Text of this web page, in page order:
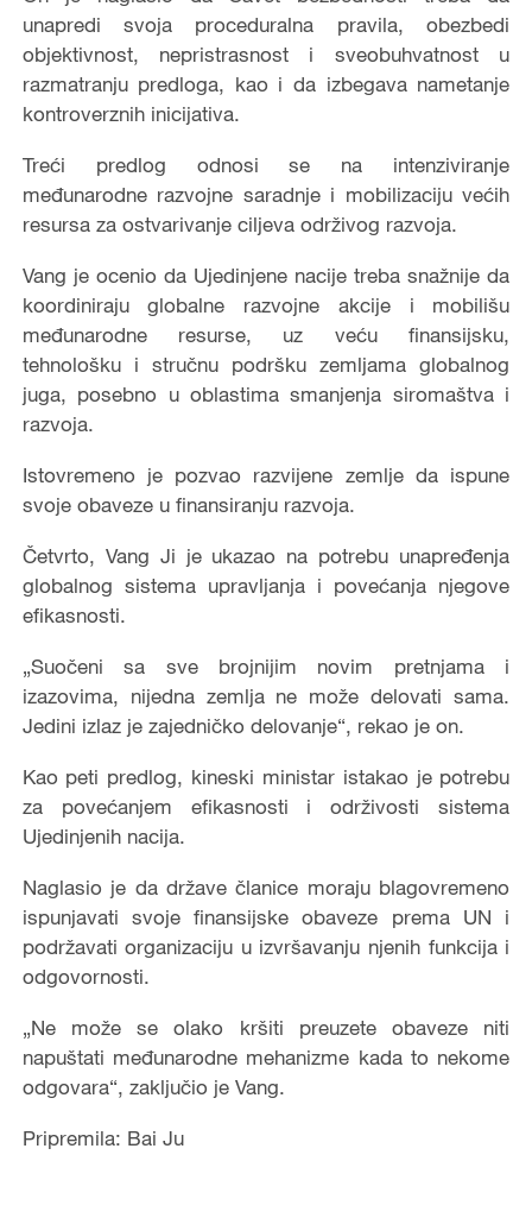
unapredi svoja proceduralna pravila, obezbedi
objektivnost, nepristrasnost i sveobuhvatnost u
razmatranju predloga, kao i da izbegava nametanje
kontroverznih inicijativa.
Treći predlog odnosi se na intenziviranje
međunarodne razvojne saradnje i mobilizaciju većih
resursa za ostvarivanje ciljeva održivog razvoja.
Vang je ocenio da Ujedinjene nacije treba snažnije da
koordiniraju globalne razvojne akcije i mobilišu
međunarodne resurse, uz veću finansijsku,
tehnološku i stručnu podršku zemljama globalnog
juga, posebno u oblastima smanjenja siromaštva i
razvoja.
Istovremeno je pozvao razvijene zemlje da ispune
svoje obaveze u finansiranju razvoja.
Četvrto, Vang Ji je ukazao na potrebu unapređenja
globalnog sistema upravljanja i povećanja njegove
efikasnosti.
„Suočeni sa sve brojnijim novim pretnjama i
izazovima, nijedna zemlja ne može delovati sama.
Jedini izlaz je zajedničko delovanje“, rekao je on.
Kao peti predlog, kineski ministar istakao je potrebu
za povećanjem efikasnosti i održivosti sistema
Ujedinjenih nacija.
Naglasio je da države članice moraju blagovremeno
ispunjavati svoje finansijske obaveze prema UN i
podržavati organizaciju u izvršavanju njenih funkcija i
odgovornosti.
„Ne može se olako kršiti preuzete obaveze niti
napuštati međunarodne mehanizme kada to nekome
odgovara“, zaključio je Vang.
Pripremila: Bai Ju